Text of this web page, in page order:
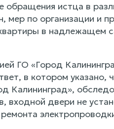
обращения истца в
мер по организации и
в надлежащем
ГО «Город
в котором указано,
Калининград»,
входной двери не